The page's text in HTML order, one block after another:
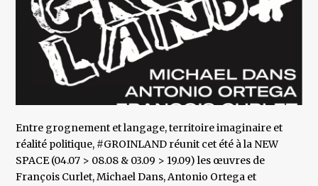
Entre grognement et langage, territoire imaginaire et
réalité politique, #GROINLAND réunit cet été à la NEW
SPACE (04.07 > 08.08 & 03.09 > 19.09) les œuvres de
François Curlet, Michael Dans, Antonio Ortega et